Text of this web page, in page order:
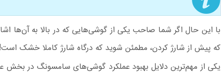
با این حال اگر شما صاحب یکی از گوشی‌هایی که در بالا به آن‌ها
که پیش از شارژ کردن، مطمئن شوید که درگاه شارژ کاملا خشک است!
یکی از مهم‌ترین دلایل بهبود عملکرد گوشی‌های سامسونگ در